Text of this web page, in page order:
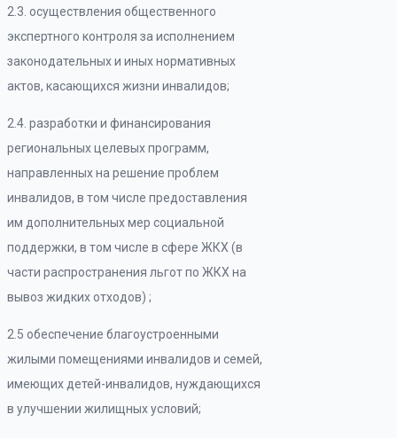
2.3. осуществления общественного
экспертного контроля за исполнением
законодательных и иных нормативных
актов, касающихся жизни инвалидов;
2.4. разработки и финансирования
региональных целевых программ,
направленных на решение проблем
инвалидов, в том числе предоставления
им дополнительных мер социальной
поддержки, в том числе в сфере ЖКХ (в
части распространения льгот по ЖКХ на
вывоз жидких отходов) ;
2.5 обеспечение благоустроенными
жилыми помещениями инвалидов и семей,
имеющих детей-инвалидов, нуждающихся
в улучшении жилищных условий;